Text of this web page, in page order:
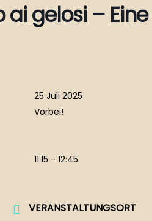
gelosi –
25 Juli 2025
Vorbei!
11:15 - 12:45
VERANSTALTUNGSORT